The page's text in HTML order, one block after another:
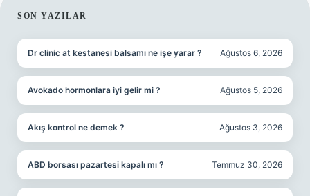
SIDEBAR
SON YAZILAR
Dr clinic at kestanesi balsamı ne işe yarar ? Ağustos 6, 2026
Avokado hormonlara iyi gelir mi ? Ağustos 5, 2026
Akış kontrol ne demek ? Ağustos 3, 2026
ABD borsası pazartesi kapalı mı ? Temmuz 30, 2026